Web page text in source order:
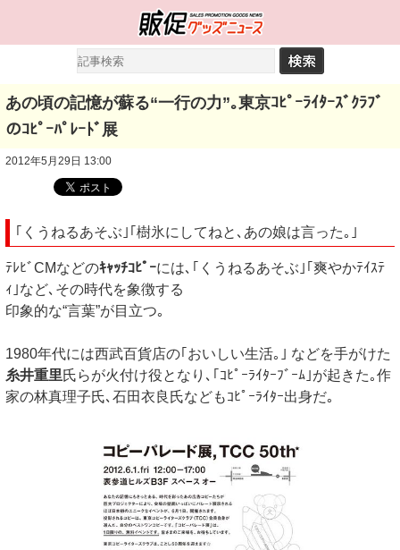
あの頃の記憶が蘇る“一行の力”｡東京ｺﾋﾟｰﾗｲﾀｰｽﾞｸﾗﾌﾞ
のｺﾋﾟｰﾊﾟﾚｰﾄﾞ展
2012年5月29日 13:00
｢くうねるあそぶ｣｢樹氷にしてねと､あの娘は言った｡｣
ﾃﾚﾋﾞCMなどのｷｬｯﾁｺﾋﾟｰには､｢くうねるあそぶ｣｢爽やかﾃｲｽﾃ
ｨ｣など､その時代を象徴する
印象的な“言葉”が目立つ｡
1980年代には西武百貨店の｢おいしい生活｡｣ などを手がけた
糸井重里氏らが火付け役となり､｢ｺﾋﾟｰﾗｲﾀｰﾌﾞｰﾑ｣が起きた｡作
家の林真理子氏､石田衣良氏などもｺﾋﾟｰﾗｲﾀｰ出身だ｡